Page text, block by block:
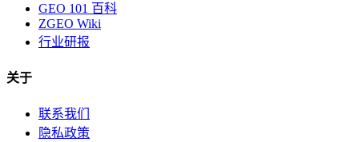
GEO 101 百科
ZGEO Wiki
行业研报
关于
联系我们
隐私政策